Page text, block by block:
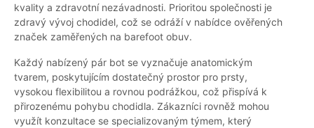
kvality a zdravotní nezávadnosti. Prioritou společnosti je
zdravý vývoj chodidel, což se odráží v nabídce ověřených
značek zaměřených na barefoot obuv.
Každý nabízený pár bot se vyznačuje anatomickým
tvarem, poskytujícím dostatečný prostor pro prsty,
vysokou flexibilitou a rovnou podrážkou, což přispívá k
přirozenému pohybu chodidla. Zákazníci rovněž mohou
využít konzultace se specializovaným týmem, který